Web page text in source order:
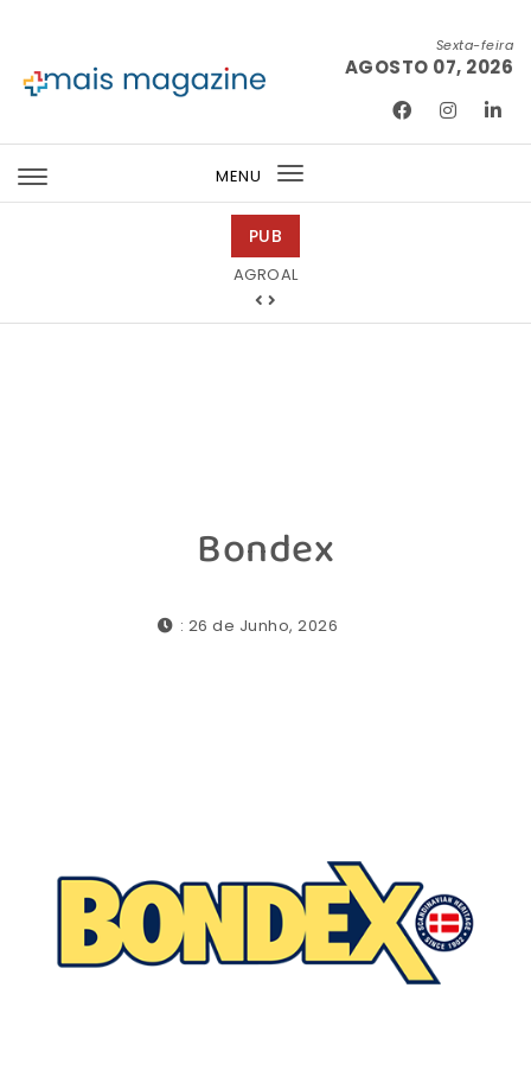
Sexta-feira
AGOSTO 07, 2026
MENU
Toggle
PUB
Tintas 2000
Bondex
: 26 de Junho, 2026